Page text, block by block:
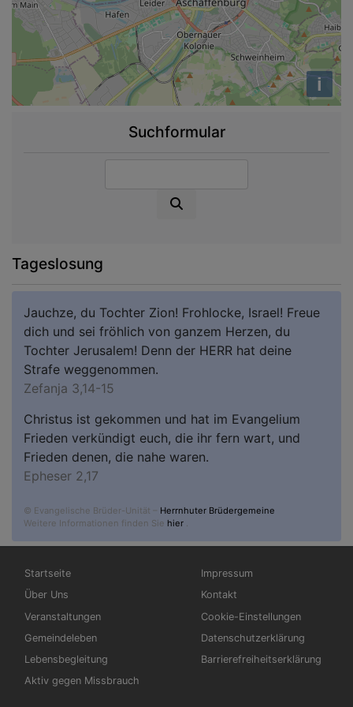
i
Suchformular
Tageslosung
Jauchze, du Tochter Zion! Frohlocke, Israel! Freue
dich und sei fröhlich von ganzem Herzen, du
Tochter Jerusalem! Denn der HERR hat deine
Strafe weggenommen.
Zefanja 3,14-15
Christus ist gekommen und hat im Evangelium
Frieden verkündigt euch, die ihr fern wart, und
Frieden denen, die nahe waren.
Epheser 2,17
© Evangelische Brüder-Unität – Herrnhuter Brüdergemeine
Weitere Informationen finden Sie hier .
Hauptnavigation
Startseite
Über Uns
Veranstaltungen
Gemeindeleben
Lebensbegleitung
Aktiv gegen Missbrauch
Fußbereichsmenü
Impressum
Kontakt
Cookie-Einstellungen
Datenschutzerklärung
Barrierefreiheitserklärung